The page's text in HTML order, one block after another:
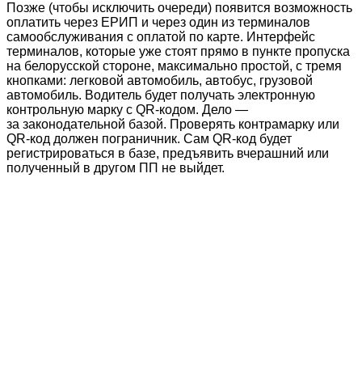
Позже (чтобы исключить очереди) появится возможность
оплатить через ЕРИП и через один из терминалов
самообслуживания с оплатой по карте. Интерфейс
терминалов, которые уже стоят прямо в пункте пропуска
на белорусской стороне, максимально простой, с тремя
кнопками: легковой автомобиль, автобус, грузовой
автомобиль. Водитель будет получать электронную
контрольную марку с QR-кодом. Дело —
за законодательной базой. Проверять контрамарку или
QR-код должен пограничник. Сам QR-код будет
регистрироваться в базе, предъявить вчерашний или
полученный в другом ПП не выйдет.